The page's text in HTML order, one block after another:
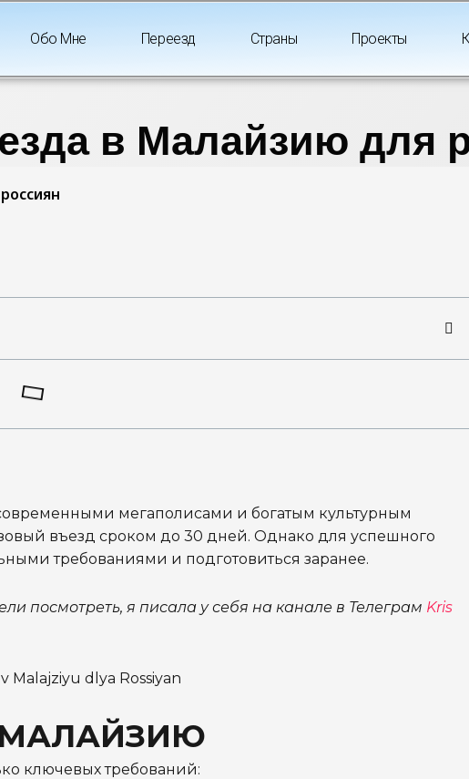
Обо Мне Переезд Страны Проекты
в Малайзию для
мегаполисами и богатым культурным
въезд сроком до 30 дней. Однако для успешного
требованиями и подготовиться заранее.
посмотреть, я писала у себя на канале в Телеграм Kris
МАЛАЙЗИЮ
ключевых требований: